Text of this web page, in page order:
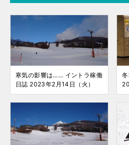
寒気の影響は…… イントラ稼働
日誌 2023年2月14日（火）